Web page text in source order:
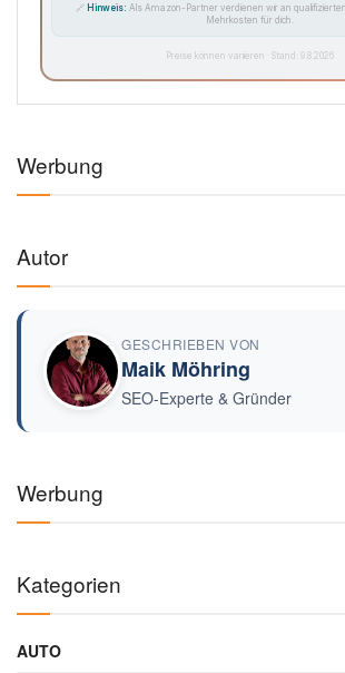
🔗 Hinweis: Als Amazon-Partner verdienen wir an
Mehrkosten für dich.
Preise können variieren · Stand: 9.8.2026
Werbung
Autor
GESCHRIEBEN VON
Maik Möhring
SEO-Experte & Gründer
Werbung
Kategorien
AUTO